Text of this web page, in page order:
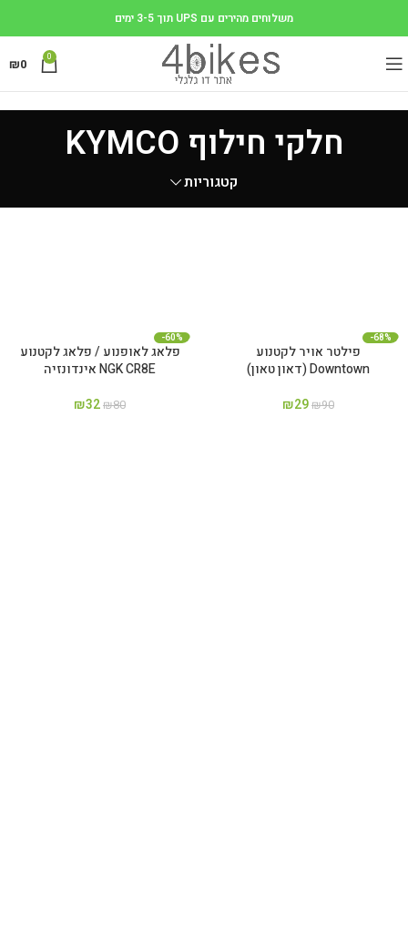
משלוחים מהירים עם UPS תוך 3-5 ימים
0
₪0
חלקי חילוף KYMCO
קטגוריות
-68%
פילטר אויר לקטנוע
Downtown (דאון טאון)
₪90
₪29
-60%
פלאג לאופנוע / פלאג לקטנוע
NGK CR8E אינדונזיה
₪80
₪32